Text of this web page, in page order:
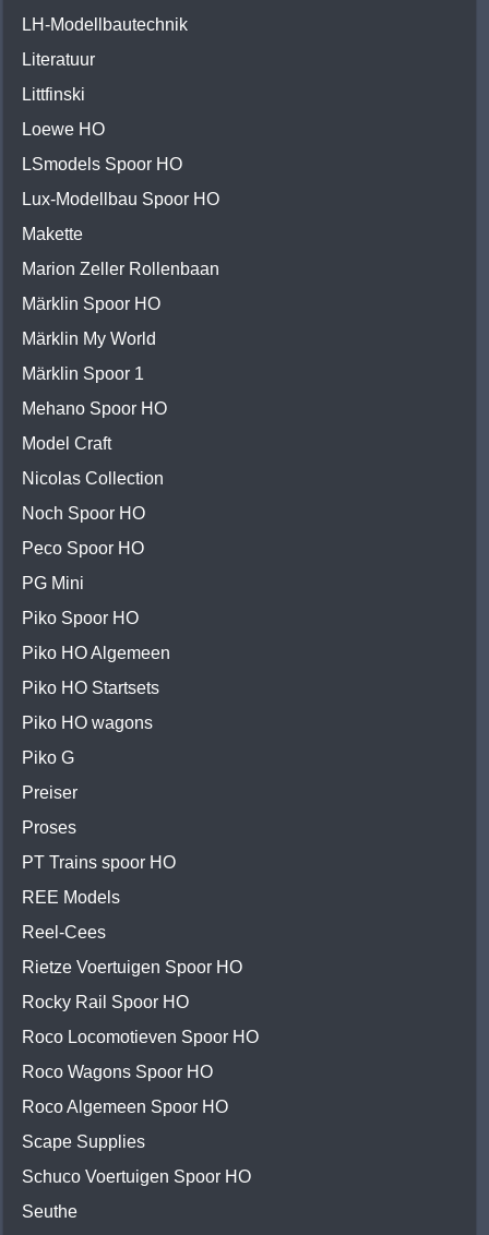
LH-Modellbautechnik
Literatuur
Littfinski
Loewe HO
LSmodels Spoor HO
Lux-Modellbau Spoor HO
Makette
Marion Zeller Rollenbaan
Märklin Spoor HO
Märklin My World
Märklin Spoor 1
Mehano Spoor HO
Model Craft
Nicolas Collection
Noch Spoor HO
Peco Spoor HO
PG Mini
Piko Spoor HO
Piko HO Algemeen
Piko HO Startsets
Piko HO wagons
Piko G
Preiser
Proses
PT Trains spoor HO
REE Models
Reel-Cees
Rietze Voertuigen Spoor HO
Rocky Rail Spoor HO
Roco Locomotieven Spoor HO
Roco Wagons Spoor HO
Roco Algemeen Spoor HO
Scape Supplies
Schuco Voertuigen Spoor HO
Seuthe